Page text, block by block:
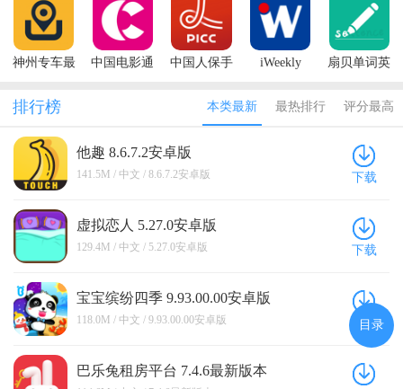
方版
新版本
神州专车最
中国电影通
中国人保手
iWeekly
扇贝单词英
排行榜 本类最新 最热排行 评分最高
他趣 8.6.7.2安卓版
141.5M / 中文 / 8.6.7.2安卓版 下载
虚拟恋人 5.27.0安卓版
129.4M / 中文 / 5.27.0安卓版 下载
宝宝缤纷四季 9.93.00.00安卓版
118.0M / 中文 / 9.93.00.00安卓版 下载
巴乐兔租房平台 7.4.6最新版本
目录